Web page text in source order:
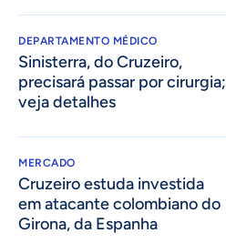
DEPARTAMENTO MÉDICO
Sinisterra, do Cruzeiro,
precisará passar por cirurgia;
veja detalhes
MERCADO
Cruzeiro estuda investida
em atacante colombiano do
Girona, da Espanha